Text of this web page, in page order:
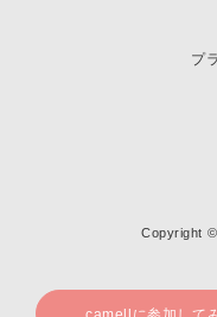
プ
Copyright